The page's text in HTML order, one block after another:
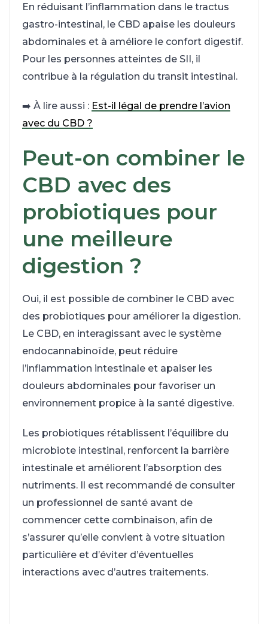
En réduisant l’inflammation dans le tractus
gastro-intestinal, le CBD apaise les douleurs
abdominales et à améliore le confort digestif.
Pour les personnes atteintes de SII, il
contribue à la régulation du transit intestinal.
➡️ À lire aussi : Est-il légal de prendre l’avion
avec du CBD ?
Peut-on combiner le
CBD avec des
probiotiques pour
une meilleure
digestion ?
Oui, il est possible de combiner le CBD avec
des probiotiques pour améliorer la digestion.
Le CBD, en interagissant avec le système
endocannabinoïde, peut réduire
l’inflammation intestinale et apaiser les
douleurs abdominales pour favoriser un
environnement propice à la santé digestive.
Les probiotiques rétablissent l’équilibre du
microbiote intestinal, renforcent la barrière
intestinale et améliorent l’absorption des
nutriments. Il est recommandé de consulter
un professionnel de santé avant de
commencer cette combinaison, afin de
s’assurer qu’elle convient à votre situation
particulière et d’éviter d’éventuelles
interactions avec d’autres traitements.